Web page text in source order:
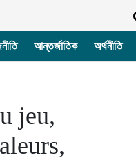
আন্তর্জাতিক অর্থনীতি
jeu,